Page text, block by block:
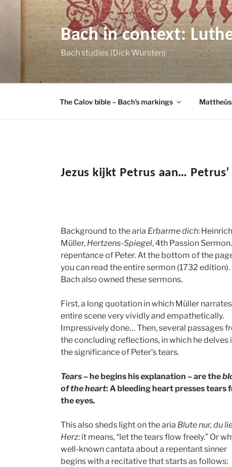
Bach in context:
Bach studies (Dick Wursten)
The Calov bible – Bach’s markings
Jezus kijkt Petrus aan…
Background to the aria Erbarme dich: Heinrich
Müller, Hertzens-Spiegel, 4th Passion
repentance of Peter. At the bottom of the
you can read the entire sermon (1732 edition).
Bach also owned these sermons.
First, a long quotation in which Müller
entire scene very vividly and empathetically.
Impressively done… Then, several passages
the concluding reflections, in which he delves
the significance of Peter’s tears.
Tears– he begins his explanation – are the
of the heart: A bleeding heart presses tears
the eyes.
This also sheds light on the aria Blute nur, du
Herz: it means, “let the tears flow freely.” Or
well-known cantata about a repentant sinner
begins with a recitative that starts as follows: